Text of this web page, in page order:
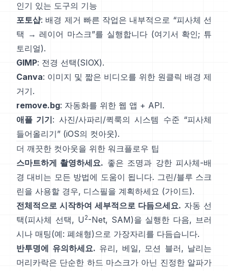
인기 있는 도구의 기능
포토샵: 배경 제거 빠른 작업은 내부적으로 “피사체 선
택 → 레이어 마스크”를 실행합니다 (여기서 확인; 튜
토리얼).
GIMP: 전경 선택(SIOX).
Canva: 이미지 및 짧은 비디오를 위한 원클릭 배경 제
거기.
remove.bg: 자동화를 위한 웹 앱 + API.
애플 기기: 사진/사파리/퀵룩의 시스템 수준 “피사체
들어올리기” (iOS의 컷아웃).
더 깨끗한 컷아웃을 위한 워크플로우 팁
스마트하게 촬영하세요. 좋은 조명과 강한 피사체-배
경 대비는 모든 방법에 도움이 됩니다. 그린/블루 스크
린을 사용할 경우, 디스필을 계획하세요 (가이드).
전체적으로 시작하여 세부적으로 다듬으세요. 자동 선
택(피사체 선택, U 2-Net, SAM)을 실행한 다음, 브러
시나 매팅(예: 폐쇄형)으로 가장자리를 다듬습니다.
반투명에 유의하세요. 유리, 베일, 모션 블러, 날리는
머리카락은 단순한 하드 마스크가 아닌 진정한 알파가